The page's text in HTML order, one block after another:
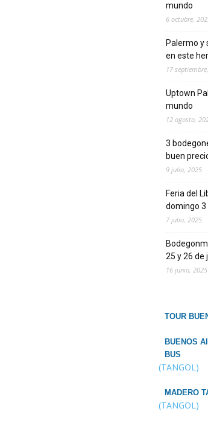
mundo
6 octubre,
Palermo y
en este
17
Uptown
mundo
12 agosto,
3
buen
9 julio, 2025
Feria del
domingo 3
7 julio, 2025
25 y 26 de
16 junio, 2025
TOUR
BUENOS
BUS
(TANGOL)
MADERO
(TANGOL)